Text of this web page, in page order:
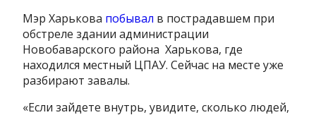
Мэр Харькова побывал в пострадавшем при
обстреле здании администрации
Новобаварского района Харькова, где
находился местный ЦПАУ. Сейчас на месте уже
разбирают завалы.
«Если зайдете внутрь, увидите, сколько людей,